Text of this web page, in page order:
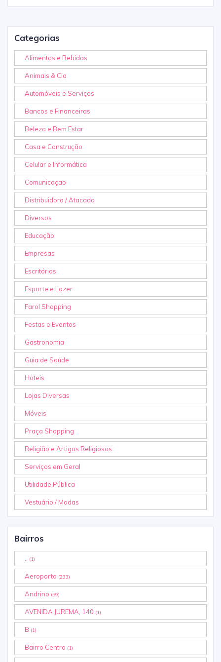
Categorias
Alimentos e Bebidas
Animais & Cia
Automóveis e Serviços
Bancos e Financeiras
Beleza e Bem Estar
Casa e Construção
Celular e Informática
Comunicaçao
Distribuidora / Atacado
Diversos
Educação
Empresas
Escritórios
Esporte e Lazer
Farol Shopping
Festas e Eventos
Gastronomia
Guia de Saúde
Hoteis
Lojas Diversas
Móveis
Praça Shopping
Religião e Artigos Religiosos
Serviços em Geral
Utilidade Pública
Vestuário / Modas
Bairros
.. (1)
Aeroporto (233)
Andrino (59)
AVENIDA JUREMA, 140 (1)
B (1)
Bairro Centro (1)